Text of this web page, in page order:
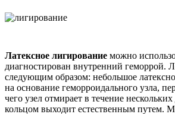
Латексное лигирование можно
диагностирован внутренний геморрой.
следующим образом: небольшое
на основание геморроидального узла,
чего узел отмирает в течение
кольцом выходит естественным путем.